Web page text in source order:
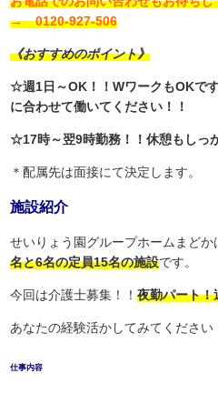
→ 0120-927-506
《おすすめのポイント》
☆週1日～OK！！WワークもOKで
に合わせて働いてください！！
☆17時～翌9時勤務！！休憩もしっ
＊配属先は面接にて決定します。
施設紹介
せいりょう園グループホームまど
名と6名の定員15名の施設です。
今回は介護士募集！！夜勤パート！
あなたの経験活かしてみてください
仕事内容